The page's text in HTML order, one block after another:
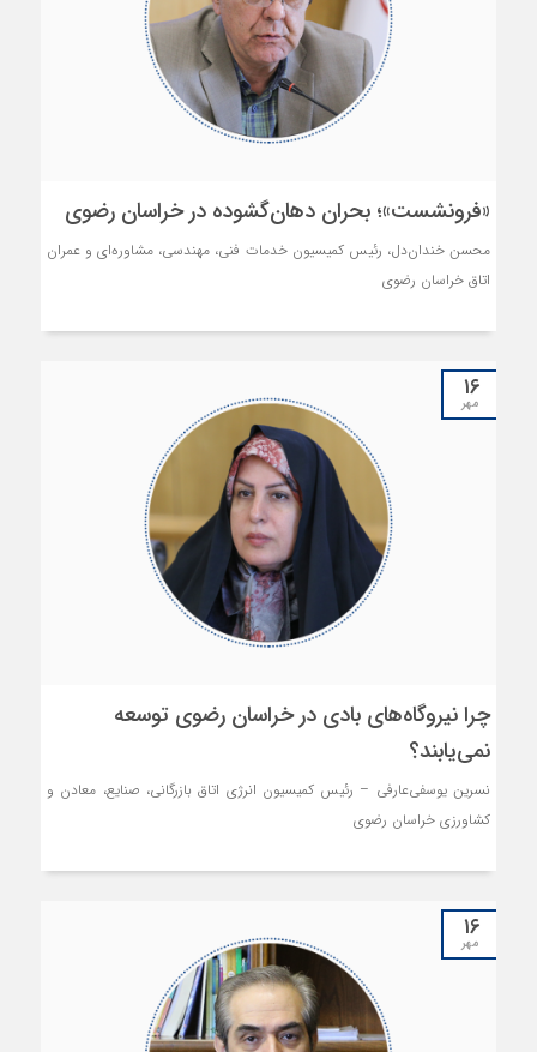
«فرونشست»؛ بحران دهان‌گشوده در خراسان رضوی
محسن خندان‌دل، رئیس کمیسیون خدمات فنی، مهندسی، مشاوره‌ای و عمران
اتاق خراسان رضوی
۱۶
مهر
چرا نیروگاه‌های بادی در خراسان رضوی توسعه
نمی‌یابند؟
نسرین یوسفی‌عارفی – رئیس کمیسیون انرژی اتاق بازرگانی، صنایع، معادن و
کشاورزی خراسان رضوی
۱۶
مهر